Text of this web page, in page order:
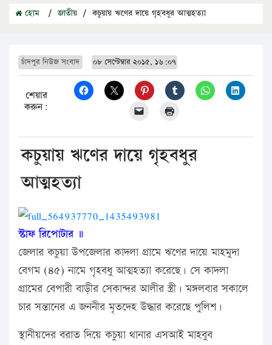
হোম / জাতীয় / কচুয়ায় ঋণের দায়ে গৃহবধুর আত্মহত্যা
চাঁদপুর নিউজ সংবাদ ০৮ সেপ্টেম্বার ২০১৫, ১৬:০৭
শেয়ার
করুন:
কচুয়ায় ঋণের দায়ে গৃহবধুর
আত্মহত্যা
স্টাফ রিপোটার ॥
জেলার কচুয়া উপজেলার কাদলা গ্রামে ঋণের দায়ে মাহমুদা
বেগম (৪৫) নামে গৃহবধু আত্মহত্যা করেছে। সে কাদলা
গ্রামের বেপারী বাড়ীর সেকান্দর আলীর স্ত্রী। মঙ্গলবার সকালে
চার সন্তানের এ জননীর মৃতদেহ উদ্ধার করেছে পুলিশ।
স্থানীয়দের বরাত দিয়ে কচুয়া থানার এসআই মাহবুব